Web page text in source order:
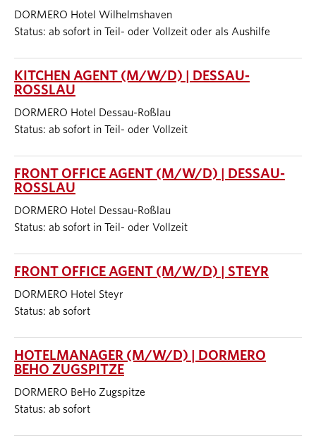
DORMERO Hotel Wilhelmshaven
Status: ab sofort in Teil- oder Vollzeit oder als Aushilfe
KITCHEN AGENT (M/W/D) | DESSAU-
ROSSLAU
DORMERO Hotel Dessau-Roßlau
Status: ab sofort in Teil- oder Vollzeit
FRONT OFFICE AGENT (M/W/D) | DESSAU-
ROSSLAU
DORMERO Hotel Dessau-Roßlau
Status: ab sofort in Teil- oder Vollzeit
FRONT OFFICE AGENT (M/W/D) | STEYR
DORMERO Hotel Steyr
Status: ab sofort
HOTELMANAGER (M/W/D) | DORMERO
BEHO ZUGSPITZE
DORMERO BeHo Zugspitze
Status: ab sofort